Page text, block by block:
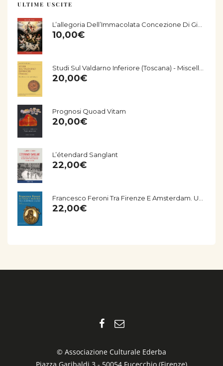
ULTIME USCITE
10,00€
20,00€
Prognosi Quoad Vitam
20,00€
L’étendard Sanglant
22,00€
22,00€
© Associazione Culturale Ederba